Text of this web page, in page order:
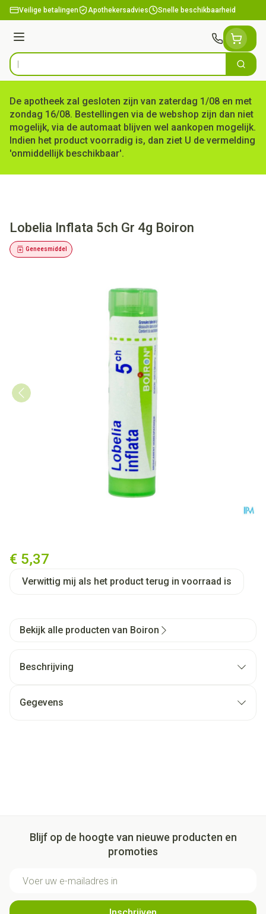
Ga naar de inhoud
Veilige betalingen Apothekersadvies Snelle beschikbaarheid
Menu
Product, merk, categorie... Zoek
De apotheek zal gesloten zijn van zaterdag 1/08 en met
zondag 16/08. Bestellingen via de webshop zijn dan niet
mogelijk, via de automaat blijven wel aankopen mogelijk.
Indien het product voorradig is, dan ziet U de vermelding
'onmiddellijk beschikbaar'.
Lobelia Inflata 5ch Gr 4g Boiron
Geneesmiddel
€ 5,37
Verwittig mij als het product terug in voorraad is
Bekijk alle producten van Boiron
Beschrijving
Gegevens
Blijf op de hoogte van nieuwe producten en
promoties